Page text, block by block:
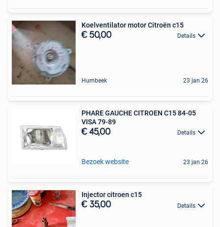
Koelventilator motor Citroën c15
€ 50,00 Details
Humbeek 23 jan 26
PHARE GAUCHE CITROEN C15 84-05
VISA 79-89
€ 45,00 Details
Bezoek website 23 jan 26
Injector citroen c15
€ 35,00 Details